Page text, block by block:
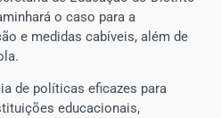
o caso para a
e medidas cabíveis, além de
de políticas eficazes para
educacionais,